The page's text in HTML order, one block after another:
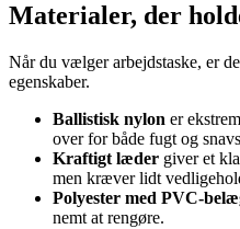
Materialer, der
Når du vælger arbejdstaske, er
egenskaber.
Ballistisk nylon er
over for både fugt og
Kraftigt læder giver et
men kræver lidt
Polyester med PVC-
nemt at rengøre.